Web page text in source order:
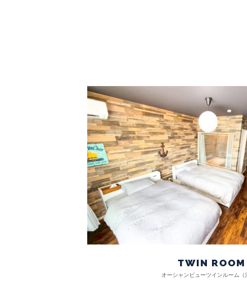
TWIN ROOM
オーシャンビューツインルーム（